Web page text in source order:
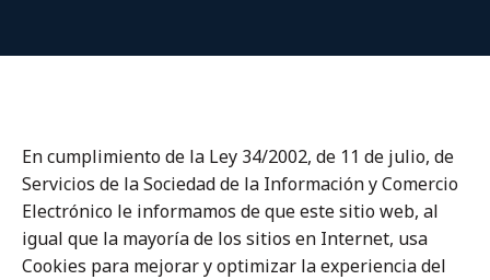
En cumplimiento de la Ley 34/2002, de 11 de julio, de
Servicios de la Sociedad de la Información y Comercio
Electrónico le informamos de que este sitio web, al
igual que la mayoría de los sitios en Internet, usa
Cookies para mejorar y optimizar la experiencia del